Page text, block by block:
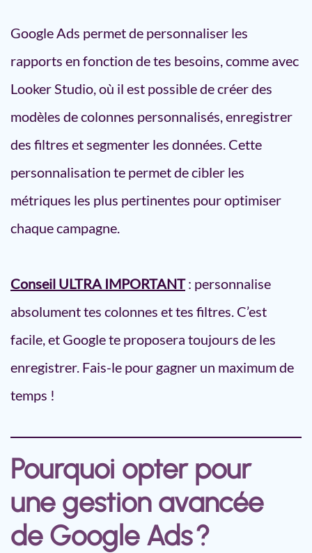
Google Ads permet de personnaliser les
rapports en fonction de tes besoins, comme avec
Looker Studio, où il est possible de créer des
modèles de colonnes personnalisés, enregistrer
des filtres et segmenter les données. Cette
personnalisation te permet de cibler les
métriques les plus pertinentes pour optimiser
chaque campagne.
Conseil ULTRA IMPORTANT: personnalise
absolument tes colonnes et tes filtres. C’est
facile, et Google te proposera toujours de les
enregistrer. Fais-le pour gagner un maximum de
temps !
Pourquoi opter pour
une gestion avancée
de Google Ads ?